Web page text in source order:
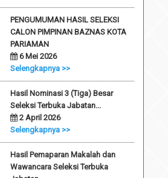
PENGUMUMAN HASIL SELEKSI
CALON PIMPINAN BAZNAS KOTA
PARIAMAN
6 Mei 2026
Selengkapnya >>
Hasil Nominasi 3 (Tiga) Besar
Seleksi Terbuka Jabatan...
2 April 2026
Selengkapnya >>
Hasil Pemaparan Makalah dan
Wawancara Seleksi Terbuka